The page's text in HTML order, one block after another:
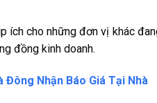
ích cho những đơn vị khác
đồng kinh doanh.
Đông Nhận Báo Giá Tại Nhà